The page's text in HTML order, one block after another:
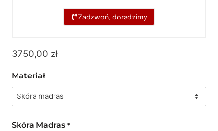
Zadzwoń, doradzimy
3750,00 zł
Materiał
Skóra Madras *